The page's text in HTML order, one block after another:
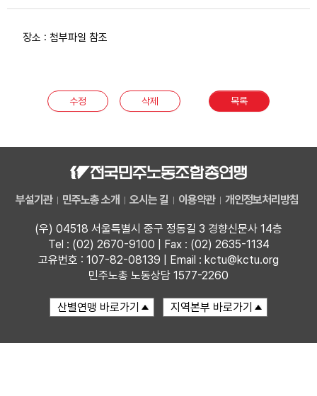
장소 : 첨부파일 참조
수정 삭제 목록
부설기관 민주노총 소개 오시는 길 이용약관 개인정보처리방침
(우) 04518 서울특별시 중구 정동길 3 경향신문사 14층
Tel : (02) 2670-9100 | Fax : (02) 2635-1134
고유번호 : 107-82-08139 | Email : kctu@kctu.org
민주노총 노동상담 1577-2260
자료